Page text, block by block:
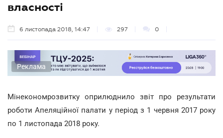
власності
6 листопада 2018, 14:47 297 0
Реклама
Мінекономрозвитку оприлюднило звіт про результати
роботи Апеляційної палати у період з 1 червня 2017 року
по 1 листопада 2018 року.